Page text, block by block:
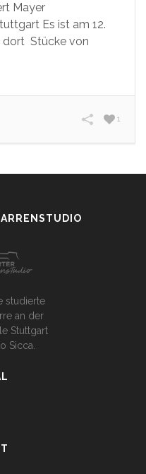
Mayer
Es ist am 12.
dort Stücke von
1
studierte
an der
Stuttgart
Sicca.